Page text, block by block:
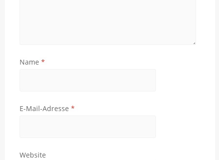
Name *
E-Mail-Adresse *
Website